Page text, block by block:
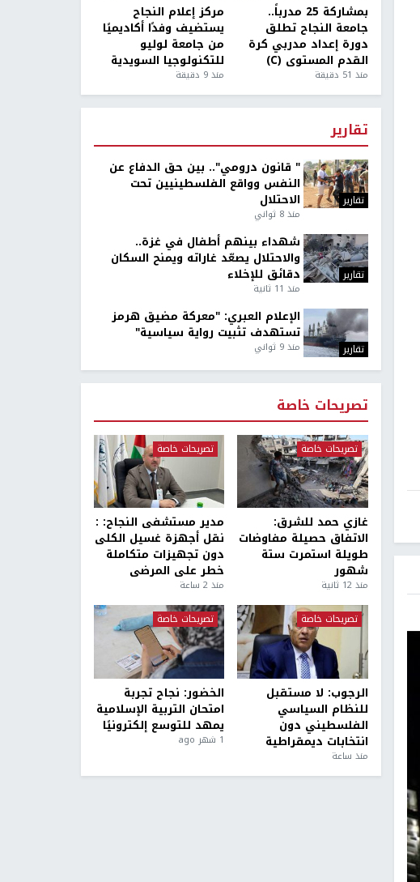
بمشاركة 25 مدرباً..
جامعة النجاح تطلق
دورة إعداد مدربي كرة
القدم المستوى (C)
منذ 51 دقيقة
مركز إعلام النجاح
يستضيف وفدًا أكاديميًا
من جامعة لوليو
للتكنولوجيا السويدية
منذ 9 دقيقة
تقارير
تقارير
" قانون درومي".. بين حق الدفاع عن
النفس وواقع الفلسطينيين تحت
الاحتلال
منذ 8 ثواني
تقارير
شهداء بينهم أطفال في غزة..
والاحتلال يصعّد غاراته ويمنح السكان
دقائق للإخلاء
منذ 11 ثانية
تقارير
الإعلام العبري: "معركة مضيق هرمز
تستهدف تثبيت رواية سياسية"
منذ 9 ثواني
تصريحات خاصة
تصريحات خاصة
غازي حمد للشرق:
الاتفاق حصيلة مفاوضات
طويلة استمرت ستة
شهور
منذ 12 ثانية
تصريحات خاصة
مدير مستشفى النجاح: :
نقل أجهزة غسيل الكلى
دون تجهيزات متكاملة
خطر على المرضى
منذ 2 ساعة
تصريحات خاصة
الرجوب: لا مستقبل
للنظام السياسي
الفلسطيني دون
انتخابات ديمقراطية
منذ ساعة
تصريحات خاصة
الخضور: نجاح تجربة
امتحان التربية الإسلامية
يمهد للتوسع إلكترونيًا
1 شهر ago